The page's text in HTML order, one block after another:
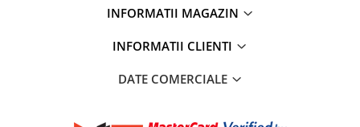
INFORMATII MAGAZIN
INFORMATII CLIENTI
DATE COMERCIALE